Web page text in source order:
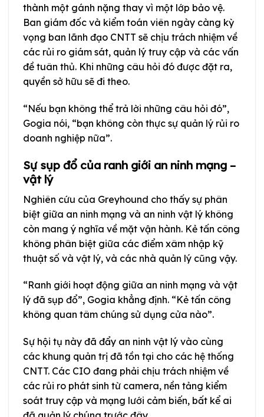
thành một gánh nặng thay vì một lớp bảo vệ.
Ban giám đốc và kiểm toán viên ngày càng kỳ
vọng ban lãnh đạo CNTT sẽ chịu trách nhiệm về
các rủi ro giám sát, quản lý truy cập và các vấn
đề tuân thủ. Khi những câu hỏi đó được đặt ra,
quyền sở hữu sẽ đi theo.
“Nếu bạn không thể trả lời những câu hỏi đó”,
Gogia nói, “bạn không còn thực sự quản lý rủi ro
doanh nghiệp nữa”.
Sự sụp đổ của ranh giới an ninh mạng –
vật lý
Nghiên cứu của Greyhound cho thấy sự phân
biệt giữa an ninh mạng và an ninh vật lý không
còn mang ý nghĩa về mặt vận hành. Kẻ tấn công
không phân biệt giữa các điểm xâm nhập kỹ
thuật số và vật lý, và các nhà quản lý cũng vậy.
“Ranh giới hoạt động giữa an ninh mạng và vật
lý đã sụp đổ”, Gogia khẳng định. “Kẻ tấn công
không quan tâm chúng sử dụng cửa nào”.
Sự hội tụ này đã đẩy an ninh vật lý vào cùng
các khung quản trị đã tồn tại cho các hệ thống
CNTT. Các CIO đang phải chịu trách nhiệm về
các rủi ro phát sinh từ camera, nền tảng kiểm
soát truy cập và mạng lưới cảm biến, bất kể ai